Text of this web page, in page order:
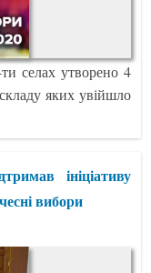
селах утворено 4
яких увійшло
ініціативу
вибори